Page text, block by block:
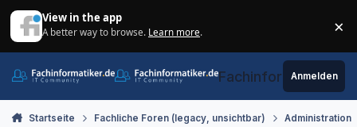
View in the app
A better way to browse. Learn more. ×
Fachinformatiker.de
Anmelden
Startseite Fachliche Foren (legacy, unsichtbar) Administration